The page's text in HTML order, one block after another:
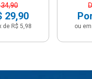
34,90
29,90
de R$ 5,98 ou